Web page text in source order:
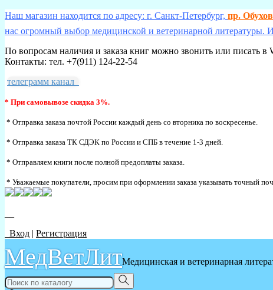
Наш магазин находится по адресу: г. Санкт-Петербург, пр.
нас огромный выбор медицинской и ветеринарной литературы.
По вопросам наличия и заказа книг можно звонить или писать в
Контакты: тел. +7(911) 124-22-54
телеграмм канал
* При самовывозе скидка 3%.
* Отправка заказа почтой России каждый день со вторника по воскресенье.
* Отправка заказа ТК СДЭК по России и СПБ в течение 1-3 дней.
* Отправляем книги после полной предоплаты заказа.
* Уважаемые покупатели, просим при оформлении заказа указывать точный
Вход | Регистрация
МедВетЛитМедицинская и ветеринарная